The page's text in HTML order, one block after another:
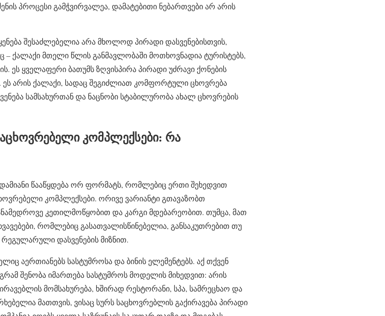
პროცესი გამჭვირვალეა, დამატებითი ნებართვები არ არის
შესაძლებელია არა მხოლოდ პირადი დასვენებისთვის,
– ქალაქი მთელი წლის განმავლობაში მოთხოვნადია ტურისტებს,
ეს ყველაფერი ბათუმს ზღვისპირა პირადი უძრავი ქონების
არის ქალაქი, სადაც შეგიძლიათ კომფორტული ცხოვრება
სამსახურთან და ნაცნობი სტაბილურობა ახალ ცხოვრების
კომპლექსები: რა
წააწყდება ორ ფორმატს, რომლებიც ერთი შეხედვით
კომპლექსები. ორივე ვარიანტი გთავაზობთ
კეთილმოწყობით და კარგი მდებარეობით. თუმცა, მათ
რომლებიც გასათვალისწინებელია, განსაკუთრებით თუ
რეგულარული დასვენების მიზნით.
აერთიანებს სასტუმროსა და ბინის ელემენტებს. აქ თქვენ
შენობა იმართება სასტუმროს მოდელის მიხედვით: არის
მომსახურება, ხშირად რესტორანი, სპა, სამრეცხაო და
მათთვის, ვისაც სურს საცხოვრებლის გაქირავება პირადი